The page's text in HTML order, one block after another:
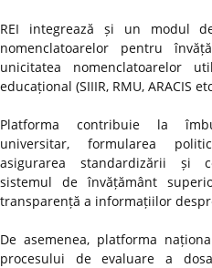
REI integrează și un modul
nomenclatoarelor pentru
unicitatea nomenclatoarelor
educațional (SIIIR, RMU, ARACIS
Platforma contribuie la
universitar, formularea
asigurarea standardizării și
sistemul de învățământ
transparență a informațiilor
De asemenea, platforma
procesului de evaluare a